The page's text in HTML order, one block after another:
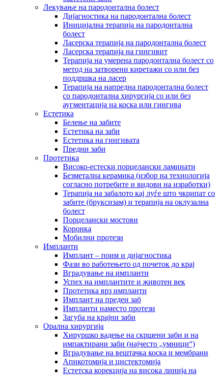
Лекување на пародонтална болест
Дијагностика на пародонтална болест
Иницијална терапија на пародонтална
болест
Ласерска терапија на пародонтална болест
Ласерска терапија на гингивит
Терапија на умерена пародонтална болест со
метод на затворени киретажи со или без
поддршка на ласер
Терапија на напредна пародонтална болест
со пародонтална хирургија со или без
аугментација на коска или гингива
Естетика
Белење на забите
Естетика на заби
Естетика на гингивата
Предни заби
Протетика
Високо-естески порцелански ламинати
Безметална керамика (избор на технологија
согласно потребите и видови на изработки)
Терапија на забалото кај луѓе што чкрипат со
забите (бруксизам) и терапија на оклузална
болест
Порцелански мостови
Коронка
Мобилни протези
Импланти
Имплант – поим и дијагностика
Фази во работењето од почеток до крај
Вградување на импланти
Успех на имплантите и животен век
Протетика врз импланти
Имплант на преден заб
Импланти наместо протези
Загуба на крајни заби
Орална хирургија
Хируршко вадење на скршени заби и на
импактирани заби (најчесто „умници“)
Вградување на вештачка коска и мембрани
Апикотомија и цистектомија
Естетска корекција на висока линија на